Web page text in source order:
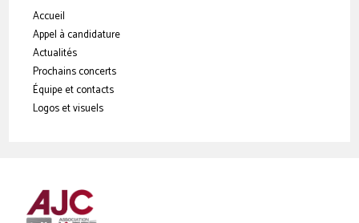
Accueil
Appel à candidature
Actualités
Prochains concerts
Équipe et contacts
Logos et visuels